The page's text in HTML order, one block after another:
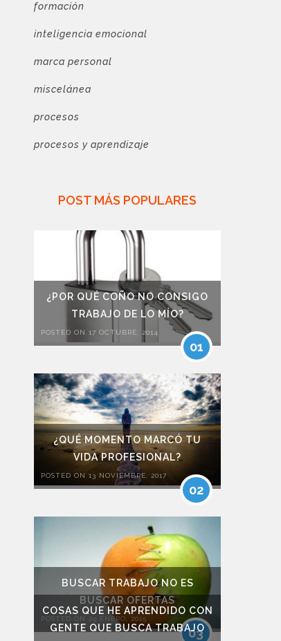
formación
inteligencia emocional
marca personal
miscelánea
procesos
procesos y aprendizaje
POST MÁS POPULARES
¿POR QUÉ COÑO NO CONSIGO
TRABAJO DE LO MÍO?
POSTED ON 17 OCTUBRE, 2014
01
¿QUÉ MOMENTO MARCÓ TU
VIDA PROFESIONAL?
POSTED ON 13 NOVIEMBRE, 2017
02
BUSCAR TRABAJO NO ES
BUSCAR OFERTAS
POSTED ON 29 ENERO, 2015
03
COSAS QUE HE APRENDIDO CON
GENTE QUE BUSCA TRABAJO